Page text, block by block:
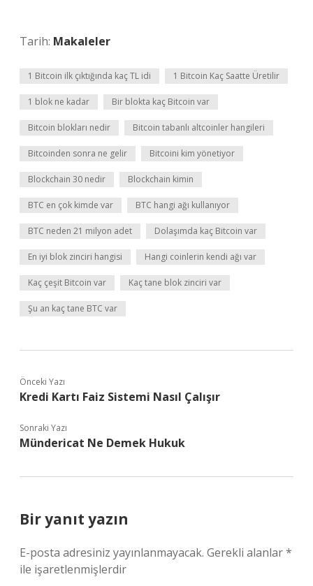
Tarih: Makaleler
1 Bitcoin ilk çıktığında kaç TL idi 1 Bitcoin Kaç Saatte Üretilir
1 blok ne kadar Bir blokta kaç Bitcoin var
Bitcoin blokları nedir Bitcoin tabanlı altcoinler hangileri
Bitcoinden sonra ne gelir Bitcoini kim yönetiyor
Blockchain 30 nedir Blockchain kimin
BTC en çok kimde var BTC hangi ağı kullanıyor
BTC neden 21 milyon adet Dolaşımda kaç Bitcoin var
En iyi blok zinciri hangisi Hangi coinlerin kendi ağı var
Kaç çeşit Bitcoin var Kaç tane blok zinciri var
Şu an kaç tane BTC var
Önceki Yazı
Kredi Kartı Faiz Sistemi Nasıl Çalışır
Sonraki Yazı
Mündericat Ne Demek Hukuk
Bir yanıt yazın
E-posta adresiniz yayınlanmayacak. Gerekli alanlar*
ile işaretlenmişlerdir